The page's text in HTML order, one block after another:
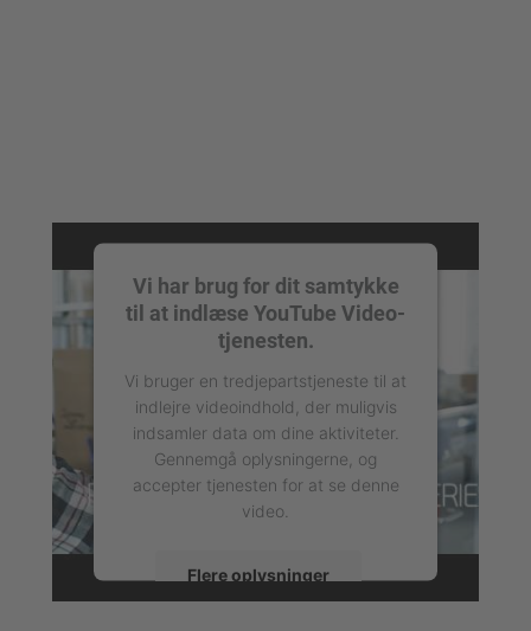
Vi har brug for dit samtykke
til at indlæse YouTube Video-
tjenesten.
Vi bruger en tredjepartstjeneste til at
indlejre videoindhold, der muligvis
indsamler data om dine aktiviteter.
Gennemgå oplysningerne, og
accepter tjenesten for at se denne
video.
Flere oplysninger